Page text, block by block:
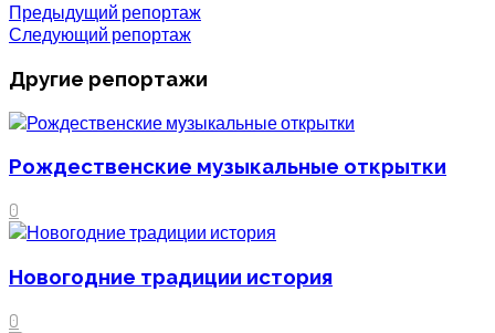
Предыдущий репортаж
Следующий репортаж
Другие репортажи
Рождественские музыкальные открытки
0
Новогодние традиции история
0